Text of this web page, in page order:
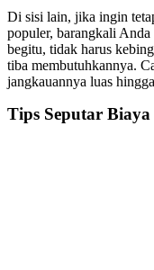
Di sisi lain, jika ingin
populer, barangkali
begitu, tidak harus
tiba membutuhkannya.
jangkauannya luas
Tips Seputar Biaya